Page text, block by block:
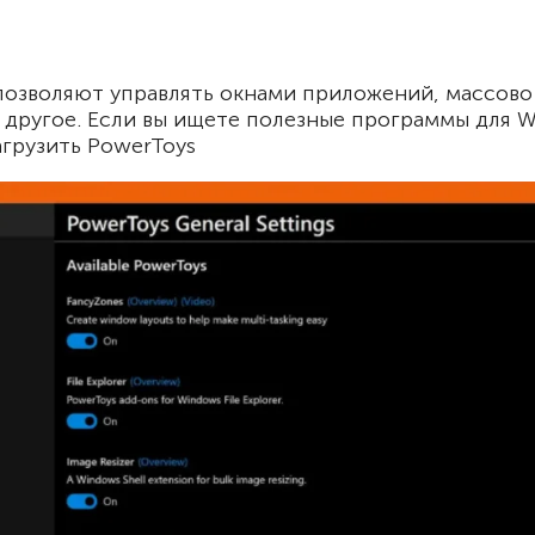
управлять окнами приложений,
Если вы ищете полезные программы для
PowerToys